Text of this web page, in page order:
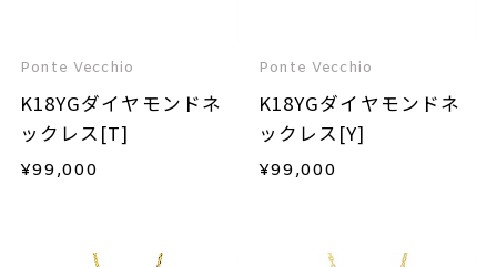
Ponte Vecchio
K18YGダイヤモンドネ
ックレス[T]
¥99,000
Ponte Vecchio
K18YGダイヤモンドネ
ックレス[Y]
¥99,000